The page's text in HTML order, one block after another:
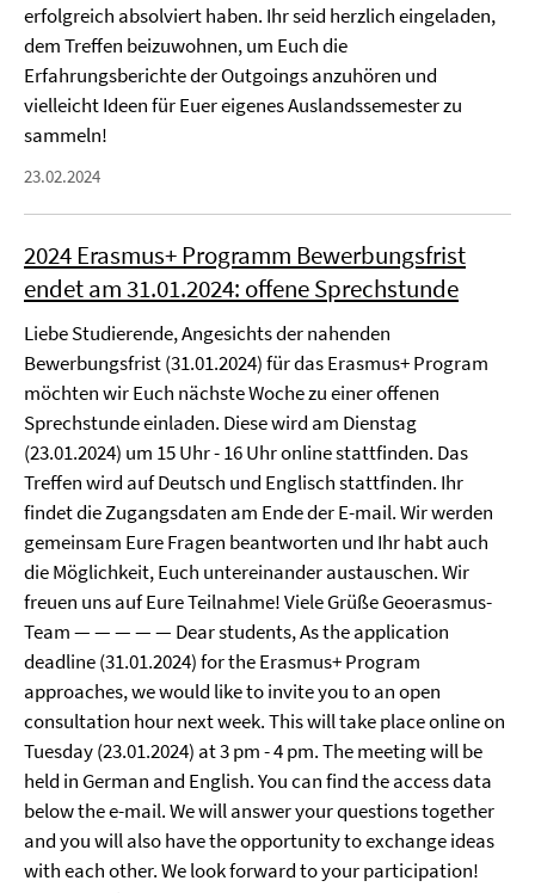
erfolgreich absolviert haben. Ihr seid herzlich eingeladen,
dem Treffen beizuwohnen, um Euch die
Erfahrungsberichte der Outgoings anzuhören und
vielleicht Ideen für Euer eigenes Auslandssemester zu
sammeln!
23.02.2024
2024 Erasmus+ Programm Bewerbungsfrist
endet am 31.01.2024: offene Sprechstunde
Liebe Studierende, Angesichts der nahenden
Bewerbungsfrist (31.01.2024) für das Erasmus+ Program
möchten wir Euch nächste Woche zu einer offenen
Sprechstunde einladen. Diese wird am Dienstag
(23.01.2024) um 15 Uhr - 16 Uhr online stattfinden. Das
Treffen wird auf Deutsch und Englisch stattfinden. Ihr
findet die Zugangsdaten am Ende der E-mail. Wir werden
gemeinsam Eure Fragen beantworten und Ihr habt auch
die Möglichkeit, Euch untereinander austauschen. Wir
freuen uns auf Eure Teilnahme! Viele Grüße Geoerasmus-
Team — — — — — Dear students, As the application
deadline (31.01.2024) for the Erasmus+ Program
approaches, we would like to invite you to an open
consultation hour next week. This will take place online on
Tuesday (23.01.2024) at 3 pm - 4 pm. The meeting will be
held in German and English. You can find the access data
below the e-mail. We will answer your questions together
and you will also have the opportunity to exchange ideas
with each other. We look forward to your participation!